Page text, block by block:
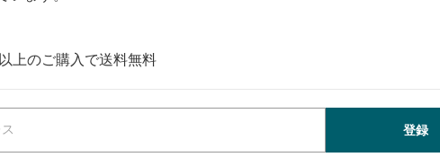
上のご購入で送料無料
登録